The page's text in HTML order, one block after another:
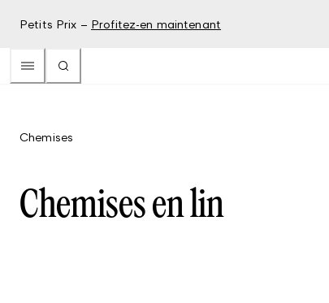
Petits Prix – Profitez-en maintenant
Chemises
Chemises en lin